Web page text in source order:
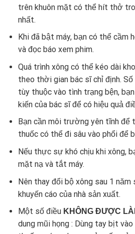
trên khuôn mặt có thể hít thở
nhất.
Khi đã bật máy, bạn có thể cầm
và đọc báo xem phim.
Quá trình xông có thể kéo dài
theo thời gian bác sĩ chỉ định.
tùy thuộc vào tình trạng bện,
kiến của bác sĩ để có hiệu quả
Bạn cần môi trường yên tĩnh để
thuốc có thể đi sâu vào phổi để
Nếu thực sự khó chịu khi xông,
mặt nạ và tắt máy.
Nên thay đổi bộ xông sau 1
khuyến cáo của nhà sản xuất.
Một số điều KHÔNG ĐƯỢC
dung mũi họng : Dùng tay bịt